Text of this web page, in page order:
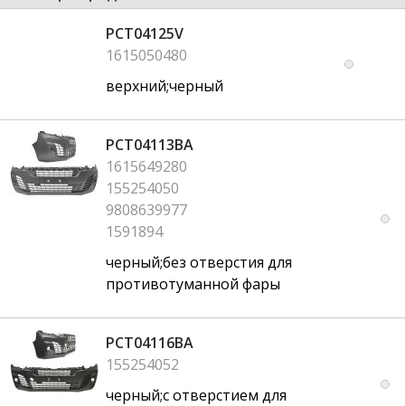
PCT04125V
1615050480
верхний;черный
PCT04113BA
1615649280
155254050
9808639977
1591894
черный;без отверстия для
противотуманной фары
PCT04116BA
155254052
черный;с отверстием для